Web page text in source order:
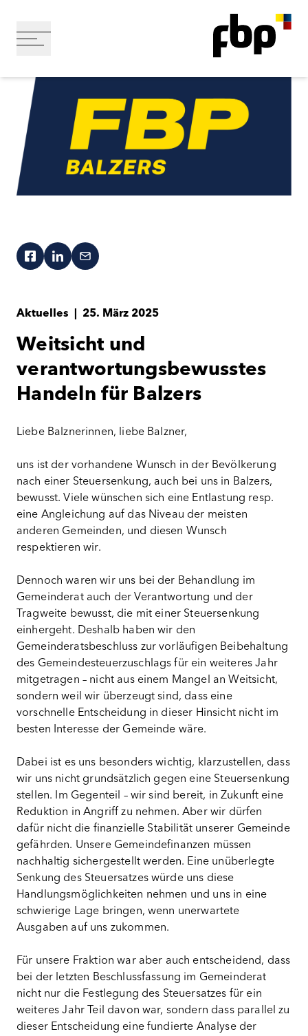
Aktuelles 25. März 2025
Weitsicht und
verantwortungsbewusstes
Handeln für Balzers
Liebe Balznerinnen, liebe Balzner,
uns ist der vorhandene Wunsch in der Bevölkerung
nach einer Steuersenkung, auch bei uns in Balzers,
bewusst. Viele wünschen sich eine Entlastung resp.
eine Angleichung auf das Niveau der meisten
anderen Gemeinden, und diesen Wunsch
respektieren wir.
Dennoch waren wir uns bei der Behandlung im
Gemeinderat auch der Verantwortung und der
Tragweite bewusst, die mit einer Steuersenkung
einhergeht. Deshalb haben wir den
Gemeinderatsbeschluss zur vorläufigen Beibehaltung
des Gemeindesteuerzuschlags für ein weiteres Jahr
mitgetragen – nicht aus einem Mangel an Weitsicht,
sondern weil wir überzeugt sind, dass eine
vorschnelle Entscheidung in dieser Hinsicht nicht im
besten Interesse der Gemeinde wäre.
Dabei ist es uns besonders wichtig, klarzustellen, dass
wir uns nicht grundsätzlich gegen eine Steuersenkung
stellen. Im Gegenteil – wir sind bereit, in Zukunft eine
Reduktion in Angriff zu nehmen. Aber wir dürfen
dafür nicht die finanzielle Stabilität unserer Gemeinde
gefährden. Unsere Gemeindefinanzen müssen
nachhaltig sichergestellt werden. Eine unüberlegte
Senkung des Steuersatzes würde uns diese
Handlungsmöglichkeiten nehmen und uns in eine
schwierige Lage bringen, wenn unerwartete
Ausgaben auf uns zukommen.
Für unsere Fraktion war aber auch entscheidend, dass
bei der letzten Beschlussfassung im Gemeinderat
nicht nur die Festlegung des Steuersatzes für ein
weiteres Jahr Teil davon war, sondern dass parallel zu
dieser Entscheidung eine fundierte Analyse der